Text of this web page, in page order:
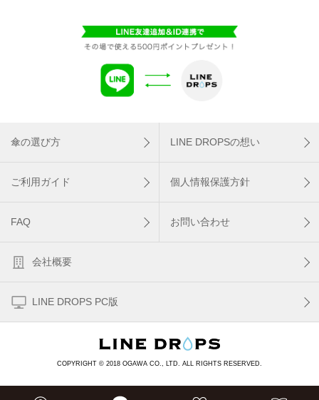
傘の選び方 LINE DROPSの想い
ご利用ガイド 個人情報保護方針
FAQ お問い合わせ
会社概要
LINE DROPS PC版
COPYRIGHT © 2018 OGAWA CO., LTD. ALL RIGHTS RESERVED.